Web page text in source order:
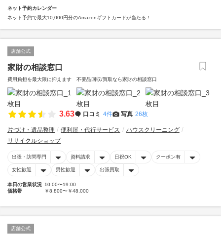
ネット予約カレンダー
ネット予約で最大10,000円分のAmazonギフトカードが当たる！
店舗公式
家財の相談窓口
費用負担を最大限に抑えます 不要品回収/買取なら家財の相談窓口
3.63 口コミ 4件 写真 26枚
片づけ・遺品整理 便利屋・代行サービス
ハウスクリーニング
リサイクルショップ
出張・訪問専門 資料請求 日祝OK クーポン有
女性歓迎 男性歓迎 出張買取
本日の営業状況 10:00〜19:00
価格帯
￥8,800〜￥48,000
店舗公式